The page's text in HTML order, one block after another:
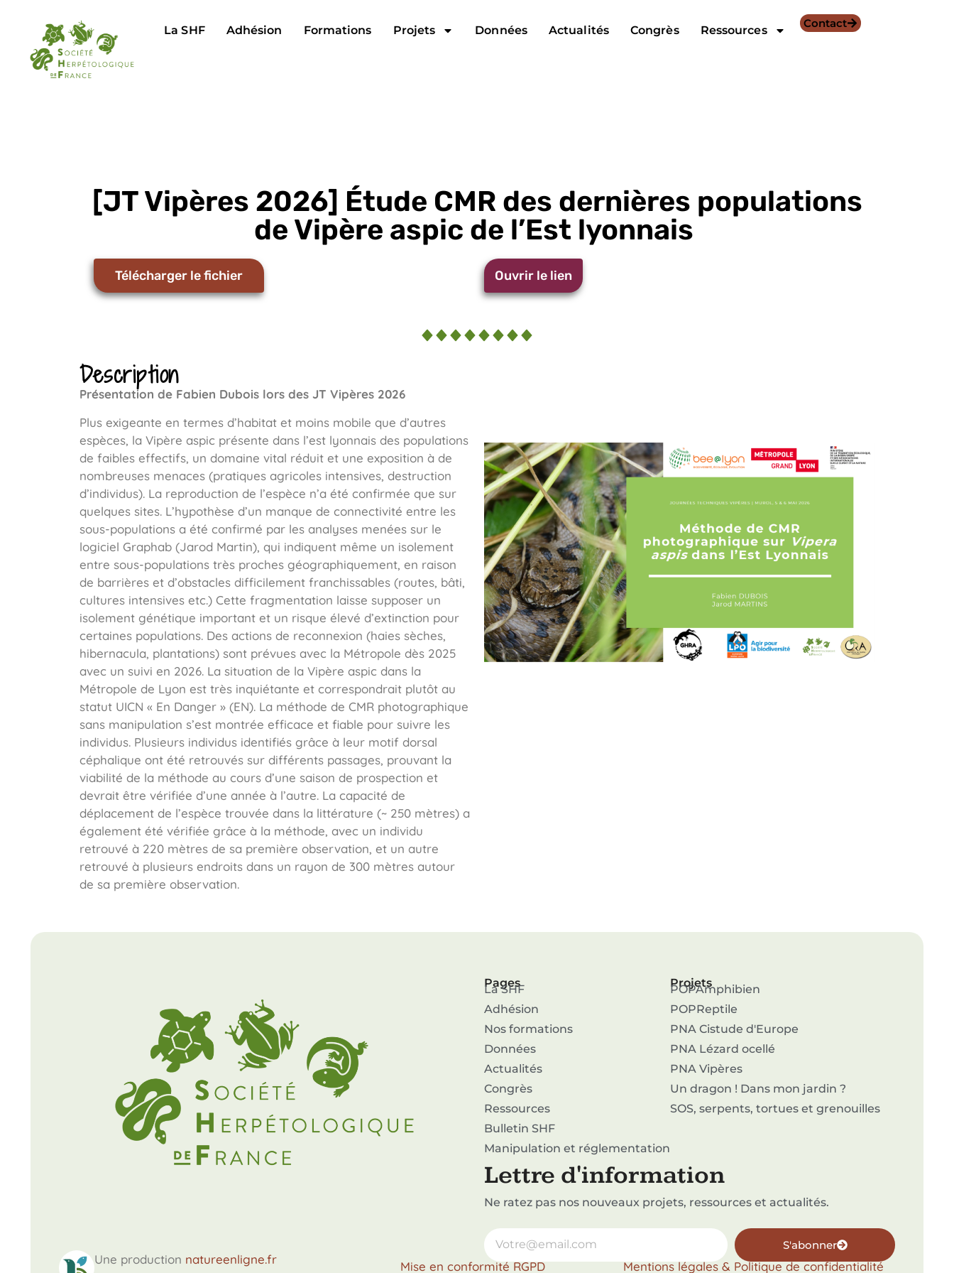
La SHF Adhésion Formations Projets Données Actualités Congrès Ressources
Contact
[JT Vipères 2026] Étude CMR des dernières populations
de Vipère aspic de l’Est lyonnais
Ouvrir le lien
Télécharger le fichier
Description
Présentation de Fabien Dubois lors des JT Vipères 2026
Plus exigeante en termes d’habitat et moins mobile que d’autres
espèces, la Vipère aspic présente dans l’est lyonnais des populations
de faibles effectifs, un domaine vital réduit et une exposition à de
nombreuses menaces (pratiques agricoles intensives, destruction
d’individus). La reproduction de l’espèce n’a été confirmée que sur
quelques sites. L’hypothèse d’un manque de connectivité entre les
sous-populations a été confirmé par les analyses menées sur le
logiciel Graphab (Jarod Martin), qui indiquent même un isolement
entre sous-populations très proches géographiquement, en raison
de barrières et d’obstacles difficilement franchissables (routes, bâti,
cultures intensives etc.) Cette fragmentation laisse supposer un
isolement génétique important et un risque élevé d’extinction pour
certaines populations. Des actions de reconnexion (haies sèches,
hibernacula, plantations) sont prévues avec la Métropole dès 2025
avec un suivi en 2026. La situation de la Vipère aspic dans la
Métropole de Lyon est très inquiétante et correspondrait plutôt au
statut UICN « En Danger » (EN). La méthode de CMR photographique
sans manipulation s’est montrée efficace et fiable pour suivre les
individus. Plusieurs individus identifiés grâce à leur motif dorsal
céphalique ont été retrouvés sur différents passages, prouvant la
viabilité de la méthode au cours d’une saison de prospection et
devrait être vérifiée d’une année à l’autre. La capacité de
déplacement de l’espèce trouvée dans la littérature (~ 250 mètres) a
également été vérifiée grâce à la méthode, avec un individu
retrouvé à 220 mètres de sa première observation, et un autre
retrouvé à plusieurs endroits dans un rayon de 300 mètres autour
de sa première observation.
Pages
La SHF
Adhésion
Nos formations
Données
Actualités
Congrès
Ressources
Bulletin SHF
Manipulation et réglementation
Projets
POPAmphibien
POPReptile
PNA Cistude d'Europe
PNA Lézard ocellé
PNA Vipères
Un dragon ! Dans mon jardin ?
SOS, serpents, tortues et grenouilles
Lettre d'information
Ne ratez pas nos nouveaux projets, ressources et actualités.
S'abonner
Une production natureenligne.fr Mise en conformité RGPD Mentions légales & Politique de confidentialité